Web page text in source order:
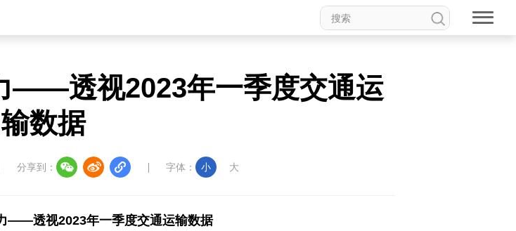
——透视2023年一季度交通运
输数据
分享到： 字体： 小 大
——透视2023年一季度交通运输数据